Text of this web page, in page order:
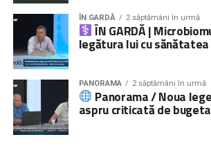
ÎN GARDĂ 2 săptămâni în urmă
ÎN GARDĂ |
legătura lui cu
PANORAMA 2 săptămâni în urmă
Panorama / Noua
aspru criticată de